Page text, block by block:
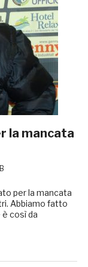
la mancata
per la mancata
Abbiamo fatto
così da